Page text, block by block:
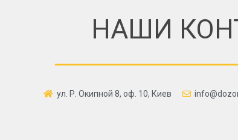
НАШИ
ул. Р. Окипной 8, оф. 10, Киев